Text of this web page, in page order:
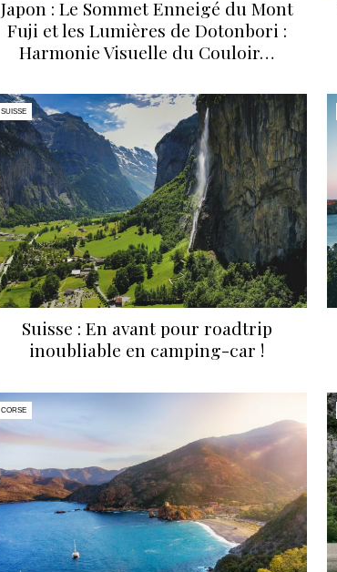
Japon : Le Sommet Enneigé du Mont
Fuji et les Lumières de Dotonbori :
Harmonie Visuelle du Couloir…
SUISSE
Suisse : En avant pour roadtrip
inoubliable en camping-car !
CORSE